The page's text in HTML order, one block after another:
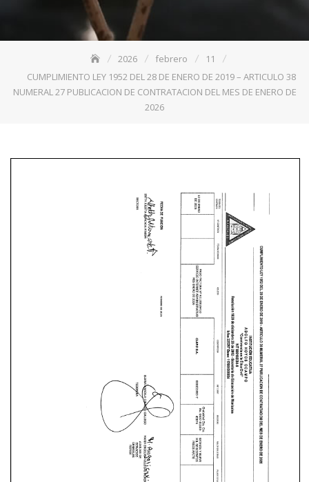
2026 febrero
11
CUMPLIMIENTO LEY 1952 DEL 28 DE ENERO DE 2019 – ARTICULO 38
NUMERAL 27 PUBLICACION DE CONTRATACION DEL MES DE ENERO DE
2026